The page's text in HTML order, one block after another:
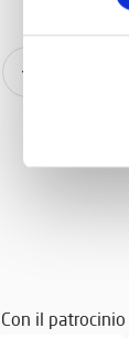
Con il patrocinio